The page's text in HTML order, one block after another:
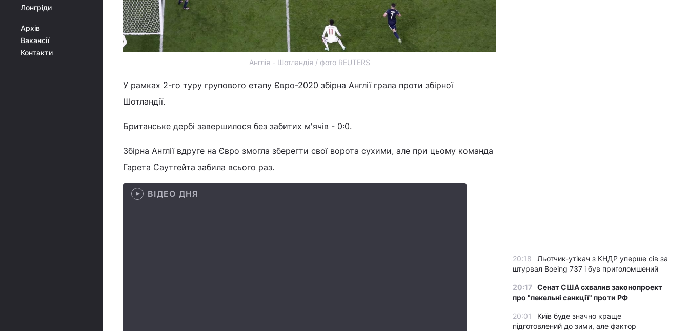
Лонгріди
Архів
Вакансії
Контакти
Англія - Шотландія / фото REUTERS
У рамках 2-го туру групового етапу Євро-2020 збірна Англії грала проти збірної
Шотландії.
Британське дербі завершилося без забитих м'ячів - 0:0.
Збірна Англії вдруге на Євро змогла зберегти свої ворота сухими, але при цьому команда
Гарета Саутгейта забила всього раз.
ВІДЕО ДНЯ
20:18
Льотчик-утікач з КНДР уперше сів за
штурвал Boeing 737 і був приголомшений
20:17 Сенат США схвалив законопроект
про "пекельні санкції" проти РФ
20:01
Київ буде значно краще
підготовлений до зими, але фактор